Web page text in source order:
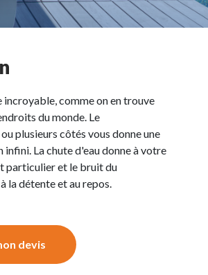
incroyable, comme on en trouve
du monde. Le
plusieurs côtés vous donne une
La chute d'eau donne à votre
particulier et le bruit du
la détente et au repos.
devis